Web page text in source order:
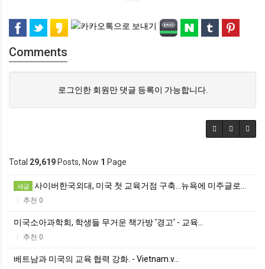
Comments
로그인한 회원만 댓글 등록이 가능합니다.
Total 29,619 Posts, Now 1 Page
새글 사이버한국외대, 미국 첫 교육거점 구축…뉴욕에 미주글로…
| 추천 0
미국소아과학회, 학생들 무거운 책가방 ‘경고’ - 교육…
| 추천 0
베트남과 미국의 교육 협력 강화. - Vietnam.v…